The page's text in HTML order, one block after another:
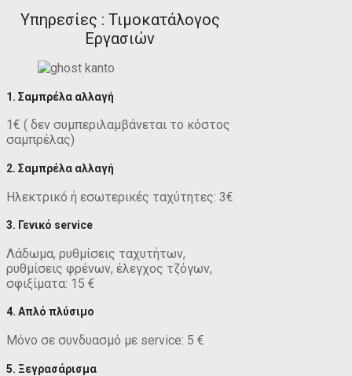
Υπηρεσίες : Τιμοκατάλογος
Εργασιών
1. Σαμπρέλα αλλαγή
1€ ( δεν συμπεριλαμβάνεται το κόστος
σαμπρέλας)
2. Σαμπρέλα αλλαγή
Ηλεκτρικό ή εσωτερικές ταχύτητες: 3€
3. Γενικό service
Λάδωμα, ρυθμίσεις ταχυτήτων,
ρυθμίσεις φρένων, έλεγχος τζόγων,
σφιξίματα: 15 €
4. Απλό πλύσιμο
Μόνο σε συνδυασμό με service: 5 €
5. Ξεγρασάρισμα